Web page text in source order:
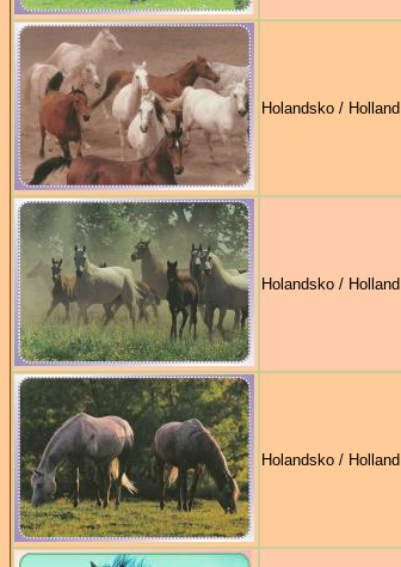
Holandsko / Holland
Holandsko / Holland
Holandsko / Holland